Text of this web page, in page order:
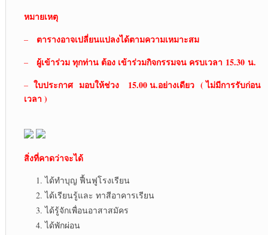
หมายเหตุ
– ตารางอาจเปลี่ยนแปลงได้ตามความเหมาะสม
– ผู้เข้าร่วม ทุกท่าน ต้อง เข้าร่วมกิจกรรมจน ครบเวลา 15.30 น.
– ใบประกาศมอบให้ช่วง 15.00 น.อย่างเดียว ( ไม่มีการรับก่อน
เวลา )
สิ่งที่คาดว่าจะได้
ได้ทำบุญ ฟื้นฟูโรงเรียน
ได้เรียนรู้และ ทาสีอาคารเรียน
ได้รู้จักเพื่อนอาสาสมัคร
ได้พักผ่อน